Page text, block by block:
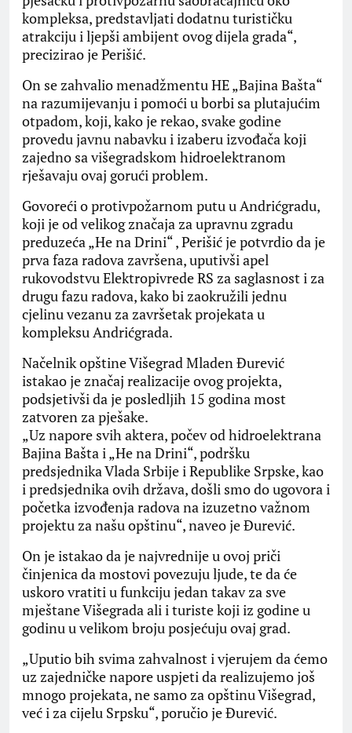
kompleksa, predstavljati dodatnu turističku
atrakciju i ljepši ambijent ovog dijela grada“,
precizirao je Perišić.
On se zahvalio menadžmentu HE „Bajina Bašta“
na razumijevanju i pomoći u borbi sa plutajućim
otpadom, koji, kako je rekao, svake godine
provedu javnu nabavku i izaberu izvođača koji
zajedno sa višegradskom hidroelektranom
rješavaju ovaj gorući problem.
Govoreći o protivpožarnom putu u Andrićgradu,
koji je od velikog značaja za upravnu zgradu
preduzeća „He na Drini“ , Perišić je potvrdio da je
prva faza radova završena, uputivši apel
rukovodstvu Elektropivrede RS za saglasnost i za
drugu fazu radova, kako bi zaokružili jednu
cjelinu vezanu za završetak projekata u
kompleksu Andrićgrada.
Načelnik opštine Višegrad Mladen Đurević
istakao je značaj realizacije ovog projekta,
podsjetivši da je posledljih 15 godina most
zatvoren za pješake.
„Uz napore svih aktera, počev od hidroelektrana
Bajina Bašta i „He na Drini“, podršku
predsjednika Vlada Srbije i Republike Srpske, kao
i predsjednika ovih država, došli smo do ugovora i
početka izvođenja radova na izuzetno važnom
projektu za našu opštinu“, naveo je Đurević.
On je istakao da je najvrednije u ovoj priči
činjenica da mostovi povezuju ljude, te da će
uskoro vratiti u funkciju jedan takav za sve
mještane Višegrada ali i turiste koji iz godine u
godinu u velikom broju posjećuju ovaj grad.
„Uputio bih svima zahvalnost i vjerujem da ćemo
uz zajedničke napore uspjeti da realizujemo još
mnogo projekata, ne samo za opštinu Višegrad,
već i za cijelu Srpsku“, poručio je Đurević.